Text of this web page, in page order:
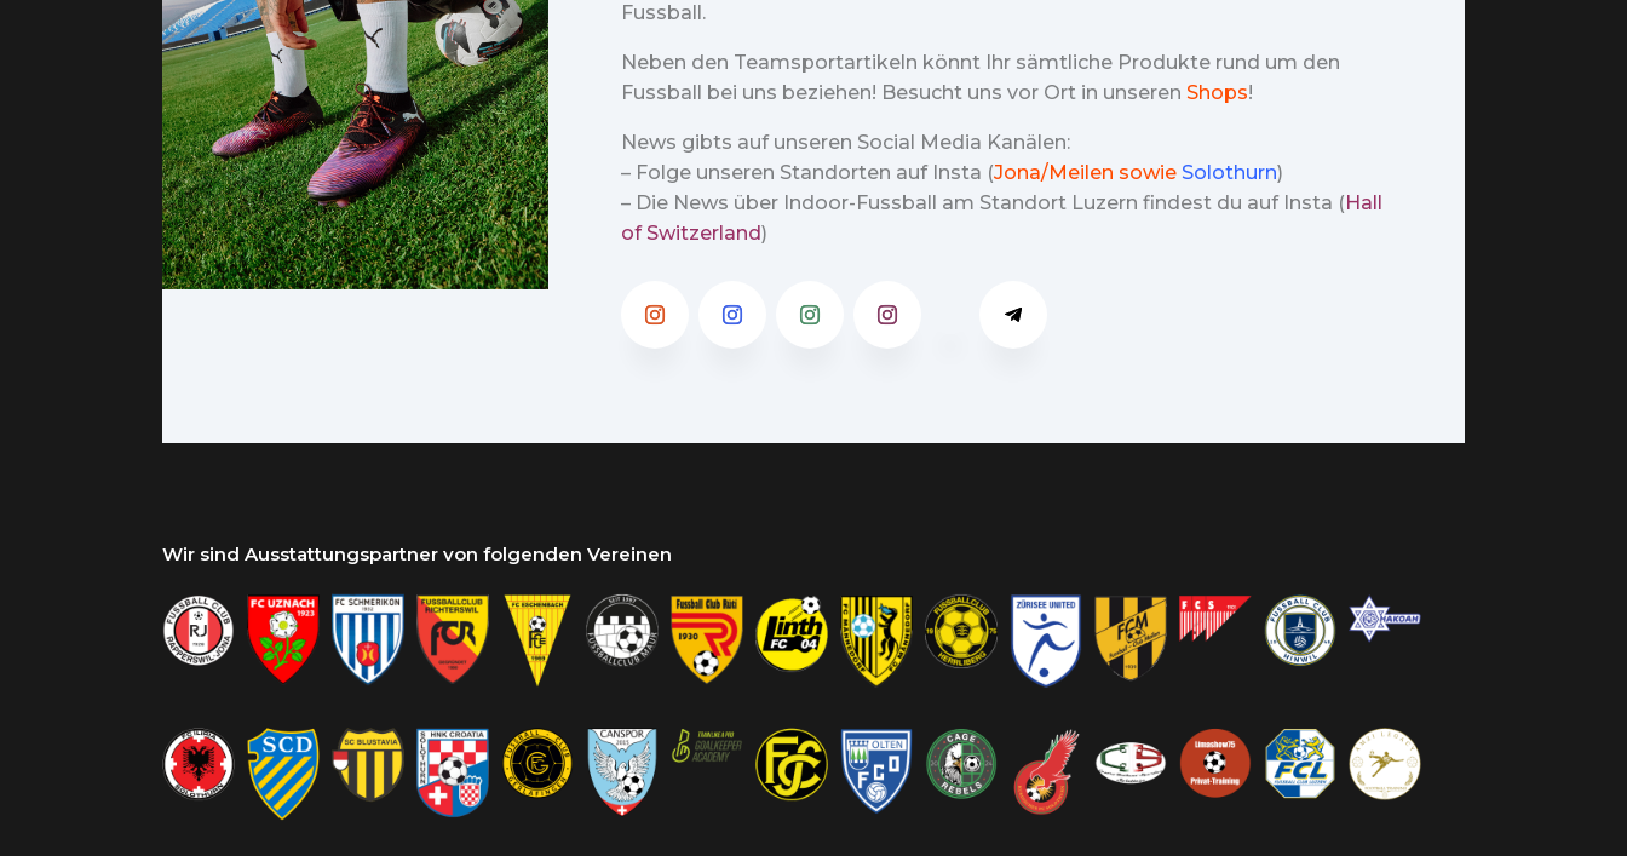
Fussball.
Neben den Teamsportartikeln könnt Ihr sämtliche Produkte rund um den
Fussball bei uns beziehen! Besucht uns vor Ort in unseren Shops!
News gibts auf unseren Social Media Kanälen:
– Folge unseren Standorten auf Insta (Jona/Meilen sowie Solothurn)
– Die News über Indoor-Fussball am Standort Luzern findest du auf Insta ( Hall
of Switzerland)
Wir sind Ausstattungspartner von folgenden Vereinen